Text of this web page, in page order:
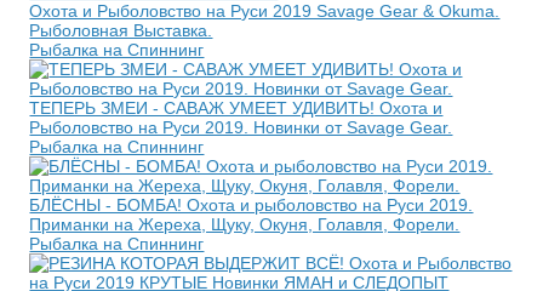
Охота и Рыболовство на Руси 2019 Savage Gear & Okuma.
Рыболовная Выставка.
Рыбалка на Спиннинг
ТЕПЕРЬ ЗМЕИ - САВАЖ УМЕЕТ УДИВИТЬ! Охота и
Рыболовство на Руси 2019. Новинки от Savage Gear.
Рыбалка на Спиннинг
БЛЁСНЫ - БОМБА! Охота и рыболовство на Руси 2019.
Приманки на Жереха, Щуку, Окуня, Голавля, Форели.
Рыбалка на Спиннинг